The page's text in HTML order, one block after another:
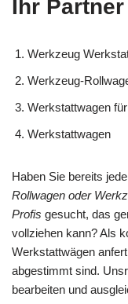
Ihr Partner
Werkzeug
Werkzeug-
Werkstattwagen
Werkstattwagen
Haben Sie bereits
Rollwagen oder
Profis gesucht, das
vollziehen kann? Als
Werkstattwägen
abgestimmt sind.
bearbeiten und